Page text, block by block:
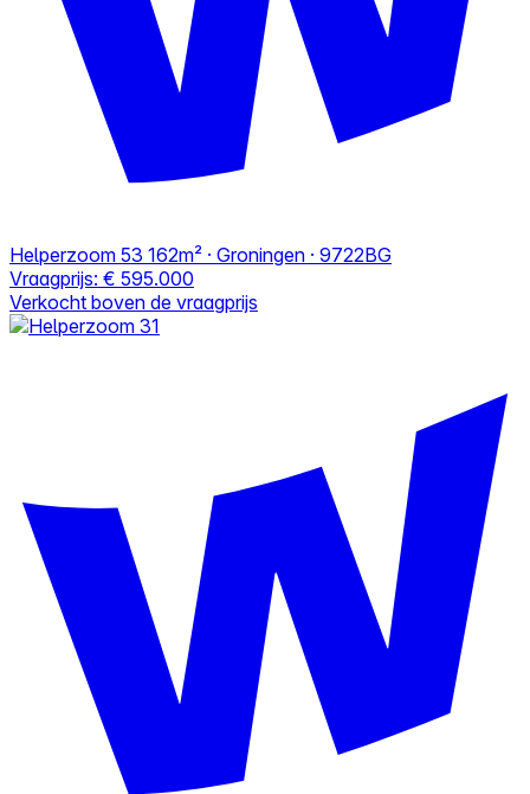
Helperzoom 53 162m² · Groningen · 9722BG
Vraagprijs: € 595.000
Verkocht boven de vraagprijs